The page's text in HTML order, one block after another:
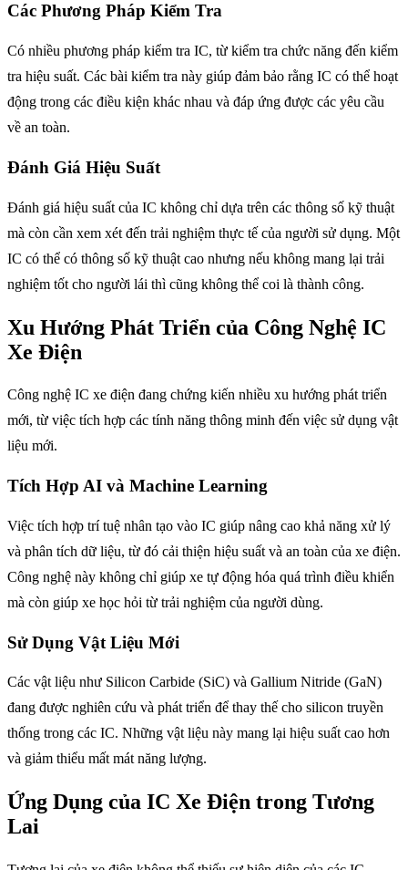
Các Phương Pháp Kiểm Tra
Có nhiều phương pháp kiểm tra IC, từ kiểm tra chức năng đến kiểm
tra hiệu suất. Các bài kiểm tra này giúp đảm bảo rằng IC có thể hoạt
động trong các điều kiện khác nhau và đáp ứng được các yêu cầu
về an toàn.
Đánh Giá Hiệu Suất
Đánh giá hiệu suất của IC không chỉ dựa trên các thông số kỹ thuật
mà còn cần xem xét đến trải nghiệm thực tế của người sử dụng. Một
IC có thể có thông số kỹ thuật cao nhưng nếu không mang lại trải
nghiệm tốt cho người lái thì cũng không thể coi là thành công.
Xu Hướng Phát Triển của Công Nghệ IC
Xe Điện
Công nghệ IC xe điện đang chứng kiến nhiều xu hướng phát triển
mới, từ việc tích hợp các tính năng thông minh đến việc sử dụng vật
liệu mới.
Tích Hợp AI và Machine Learning
Việc tích hợp trí tuệ nhân tạo vào IC giúp nâng cao khả năng xử lý
và phân tích dữ liệu, từ đó cải thiện hiệu suất và an toàn của xe điện.
Công nghệ này không chỉ giúp xe tự động hóa quá trình điều khiển
mà còn giúp xe học hỏi từ trải nghiệm của người dùng.
Sử Dụng Vật Liệu Mới
Các vật liệu như Silicon Carbide (SiC) và Gallium Nitride (GaN)
đang được nghiên cứu và phát triển để thay thế cho silicon truyền
thống trong các IC. Những vật liệu này mang lại hiệu suất cao hơn
và giảm thiểu mất mát năng lượng.
Ứng Dụng của IC Xe Điện trong Tương
Lai